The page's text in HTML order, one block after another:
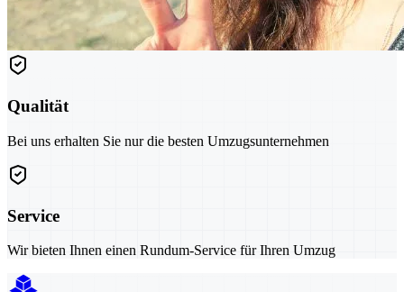
Qualität
Bei uns erhalten Sie nur die besten Umzugsunternehmen
Service
Wir bieten Ihnen einen Rundum-Service für Ihren Umzug